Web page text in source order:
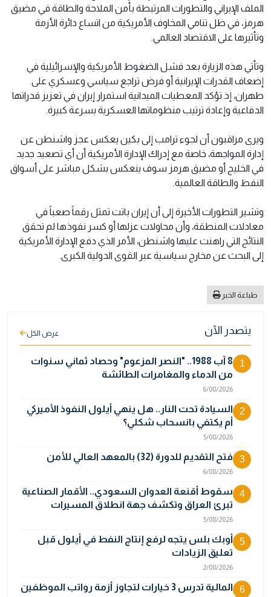
الملف الإيراني والتطورات المرتبطة بأمن الملاحة والطاقة في مضيق
هرمز، في ظل تنامي المخاوف الأمريكية من اتساع دائرة الأزمة
وتأثيرها على الاقتصاد العالمي.
وتأتي هذه الزيارة بعد فشل الضغوط الأمريكية والإسرائيلية في
إضعاف القدرات الإيرانية أو فرض تراجع سياسي وعسكري على
طهران، إذ تؤكد المعطيات الميدانية استمرار إيران في تعزيز قدراتها
الدفاعية وإعادة ترتيب منظوماتها العسكرية بسرعة كبيرة.
ويرى مراقبون أن لجوء ترامب إلى بكين يعكس عجز واشنطن عن
إدارة المواجهة، خاصة مع إدراك الإدارة الأمريكية أن أي تصعيد جديد
في الخليج أو مضيق هرمز سوف ينعكس بشكل مباشر على أسواق
النفط والطاقة العالمية.
وتشير التطورات الأخيرة إلى أن إيران باتت تمثل رقماً صعباً في
معادلات المنطقة، وأن محاولات عزلها أو كسر نفوذها لم تحقق
النتائج التي راهنت عليها واشنطن، الأمر الذي دفع الإدارة الأمريكية
إلى البحث عن مخارج سياسية عبر القوى الدولية الكبرى.
طباعة الخبر
يتصدر الآن عرض الكل
1
8 آب 1988.. "النصر المزعوم" وحصاد ثماني سنوات
من الدماء والمغامرات الطائشة
6/08/2026
2
السيادة تحت النار.. هل ينهي أيلول النفوذ الأميركي
أم يكتفي بانسحاب شكلي؟
5/08/2026
3 فتح التقديم للدورة (32) بالمعهد العالي للأمن
6/08/2026
4
سقوط أقنعة العدوان السعودي.. الأقمار الصناعية
تبرئ العراق وتكشف جهة انطلاق المسيرات
5/08/2026
5
أوبك بلس يتجه لرفع إنتاج النفط في أيلول قبل
تعليق الزيادات
2/08/2026
6 المالية تدرس 3 خيارات لتجاوز أزمة رواتب الموظفين